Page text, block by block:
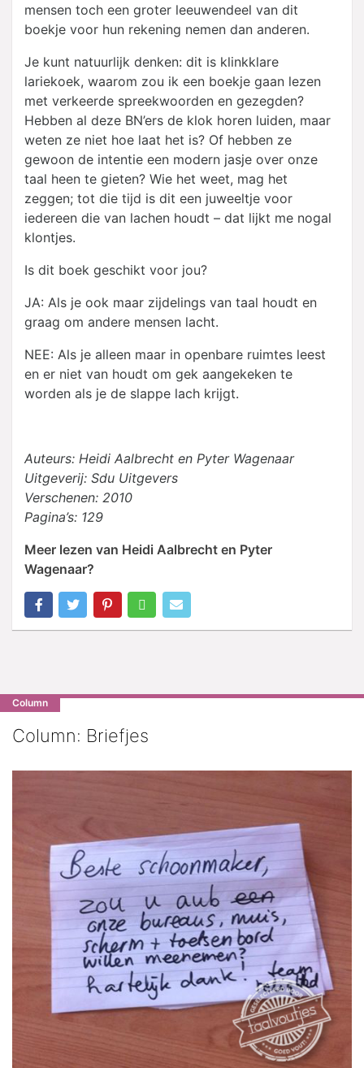
mensen toch een groter leeuwendeel van dit
boekje voor hun rekening nemen dan anderen.
Je kunt natuurlijk denken: dit is klinkklare
lariekoek, waarom zou ik een boekje gaan lezen
met verkeerde spreekwoorden en gezegden?
Hebben al deze BN’ers de klok horen luiden, maar
weten ze niet hoe laat het is? Of hebben ze
gewoon de intentie een modern jasje over onze
taal heen te gieten? Wie het weet, mag het
zeggen; tot die tijd is dit een juweeltje voor
iedereen die van lachen houdt – dat lijkt me nogal
klontjes.
Is dit boek geschikt voor jou?
JA: Als je ook maar zijdelings van taal houdt en
graag om andere mensen lacht.
NEE: Als je alleen maar in openbare ruimtes leest
en er niet van houdt om gek aangekeken te
worden als je de slappe lach krijgt.
Auteurs: Heidi Aalbrecht en Pyter Wagenaar
Uitgeverij: Sdu Uitgevers
Verschenen: 2010
Pagina’s: 129
Meer lezen van Heidi Aalbrecht en Pyter
Wagenaar?
Column
Column: Briefjes